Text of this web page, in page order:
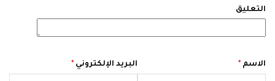
التعليق
الاسم * البريد الإلكتروني *